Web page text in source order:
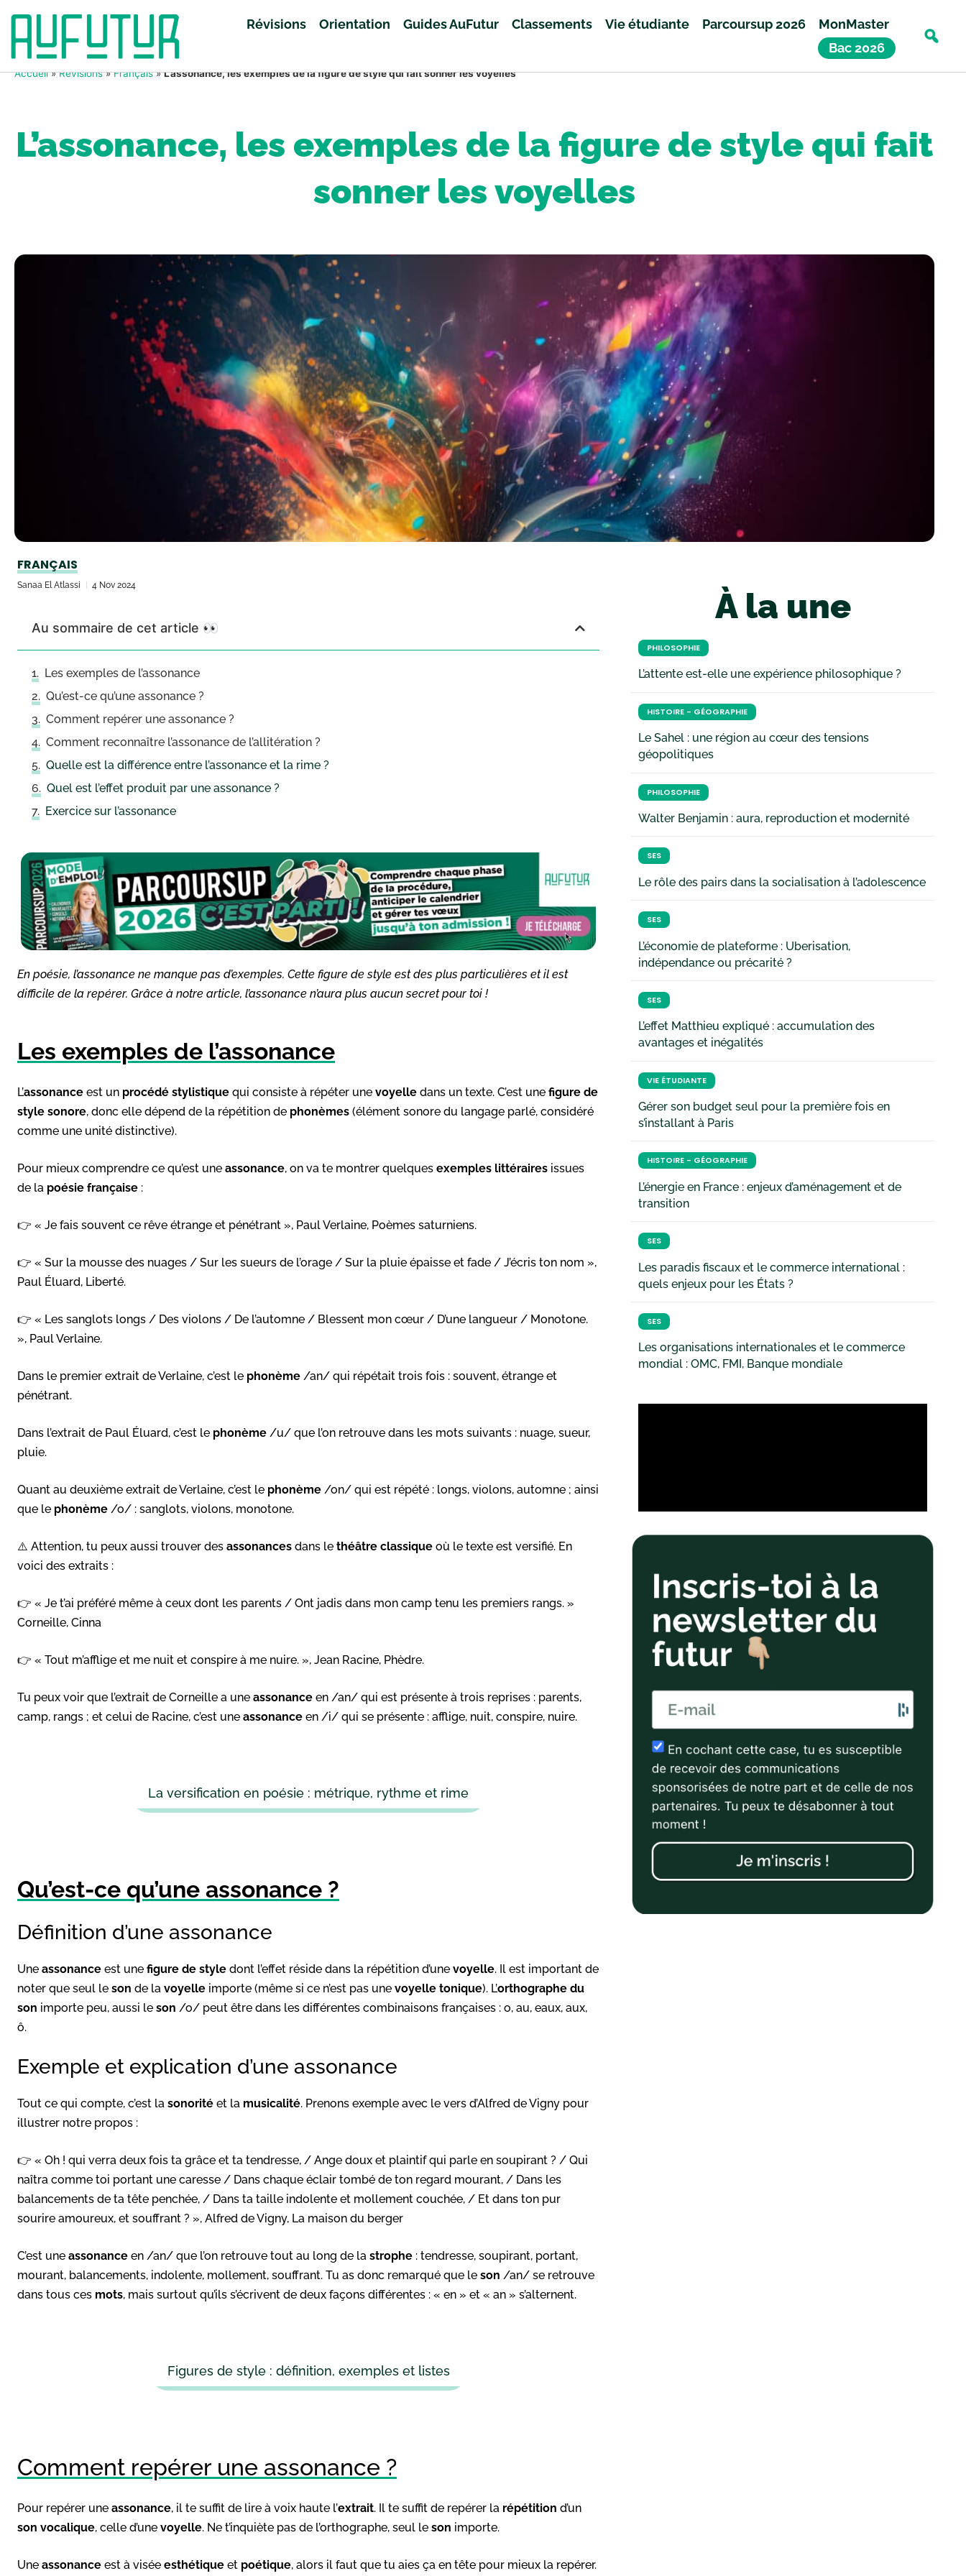
Révisions Orientation Guides AuFutur Classements Vie étudiante Parcoursup 2026
MonMaster
Bac 2026
Accueil»Révisions»Français»L’assonance, les exemples de la figure de style qui fait sonner les voyelles
L’assonance, les exemples de la figure de style qui fait
sonner les voyelles
FRANÇAIS
Sanaa El Atlassi 4 Nov 2024
Au sommaire de cet article 👀
Les exemples de l’assonance
Qu’est-ce qu’une assonance ?
Comment repérer une assonance ?
Comment reconnaître l’assonance de l’allitération ?
Quelle est la différence entre l’assonance et la rime ?
Quel est l’effet produit par une assonance ?
Exercice sur l’assonance
En poésie, l’assonance ne manque pas d’exemples. Cette figure de style est des plus particulières et il est
difficile de la repérer. Grâce à notre article, l’assonance n’aura plus aucun secret pour toi !
Les exemples de l’assonance
L’assonance est un procédé stylistique qui consiste à répéter une voyelle dans un texte. C’est une figure de
style sonore, donc elle dépend de la répétition de phonèmes (élément sonore du langage parlé, considéré
comme une unité distinctive).
Pour mieux comprendre ce qu’est une assonance, on va te montrer quelques exemples littéraires issues
de la poésie française :
👉 « Je fais souvent ce rêve étrange et pénétrant », Paul Verlaine, Poèmes saturniens.
👉 « Sur la mousse des nuages / Sur les sueurs de l’orage / Sur la pluie épaisse et fade / J’écris ton nom »,
Paul Éluard, Liberté.
👉 « Les sanglots longs / Des violons / De l’automne / Blessent mon cœur / D’une langueur / Monotone.
», Paul Verlaine.
Dans le premier extrait de Verlaine, c’est le phonème /an/ qui répétait trois fois : souvent, étrange et
pénétrant.
Dans l’extrait de Paul Éluard, c’est le phonème /u/ que l’on retrouve dans les mots suivants : nuage, sueur,
pluie.
Quant au deuxième extrait de Verlaine, c’est le phonème /on/ qui est répété : longs, violons, automne ; ainsi
que le phonème /o/ : sanglots, violons, monotone.
⚠️ Attention, tu peux aussi trouver des assonances dans le théâtre classique où le texte est versifié. En
voici des extraits :
👉 « Je t’ai préféré même à ceux dont les parents / Ont jadis dans mon camp tenu les premiers rangs. »
Corneille, Cinna
👉 « Tout m’afflige et me nuit et conspire à me nuire. », Jean Racine, Phèdre.
Tu peux voir que l’extrait de Corneille a une assonance en /an/ qui est présente à trois reprises : parents,
camp, rangs ; et celui de Racine, c’est une assonance en /i/ qui se présente : afflige, nuit, conspire, nuire.
La versification en poésie : métrique, rythme et rime
Qu’est-ce qu’une assonance ?
Définition d’une assonance
Une assonance est une figure de style dont l’effet réside dans la répétition d’une voyelle. Il est important de
noter que seul le son de la voyelle importe (même si ce n’est pas une voyelle tonique). L’orthographe du
son importe peu, aussi le son /o/ peut être dans les différentes combinaisons françaises : o, au, eaux, aux,
ô.
Exemple et explication d’une assonance
Tout ce qui compte, c’est la sonorité et la musicalité. Prenons exemple avec le vers d’Alfred de Vigny pour
illustrer notre propos :
👉 « Oh ! qui verra deux fois ta grâce et ta tendresse, / Ange doux et plaintif qui parle en soupirant ? / Qui
naîtra comme toi portant une caresse / Dans chaque éclair tombé de ton regard mourant, / Dans les
balancements de ta tête penchée, / Dans ta taille indolente et mollement couchée, / Et dans ton pur
sourire amoureux, et souffrant ? », Alfred de Vigny, La maison du berger
C’est une assonance en /an/ que l’on retrouve tout au long de la strophe : tendresse, soupirant, portant,
mourant, balancements, indolente, mollement, souffrant. Tu as donc remarqué que le son /an/ se retrouve
dans tous ces mots, mais surtout qu’ils s’écrivent de deux façons différentes : « en » et « an » s’alternent.
Figures de style : définition, exemples et listes
Comment repérer une assonance ?
Pour repérer une assonance, il te suffit de lire à voix haute l’extrait. Il te suffit de repérer la répétition d’un
son vocalique, celle d’une voyelle. Ne t’inquiète pas de l’orthographe, seul le son importe.
Une assonance est à visée esthétique et poétique, alors il faut que tu aies ça en tête pour mieux la repérer.
À la une
PHILOSOPHIE
L’attente est-elle une expérience philosophique ?
HISTOIRE - GÉOGRAPHIE
Le Sahel : une région au cœur des tensions
géopolitiques
PHILOSOPHIE
Walter Benjamin : aura, reproduction et modernité
SES
Le rôle des pairs dans la socialisation à l’adolescence
SES
L’économie de plateforme : Uberisation,
indépendance ou précarité ?
SES
L’effet Matthieu expliqué : accumulation des
avantages et inégalités
VIE ÉTUDIANTE
Gérer son budget seul pour la première fois en
s’installant à Paris
HISTOIRE - GÉOGRAPHIE
L’énergie en France : enjeux d’aménagement et de
transition
SES
Les paradis fiscaux et le commerce international :
quels enjeux pour les États ?
SES
Les organisations internationales et le commerce
mondial : OMC, FMI, Banque mondiale